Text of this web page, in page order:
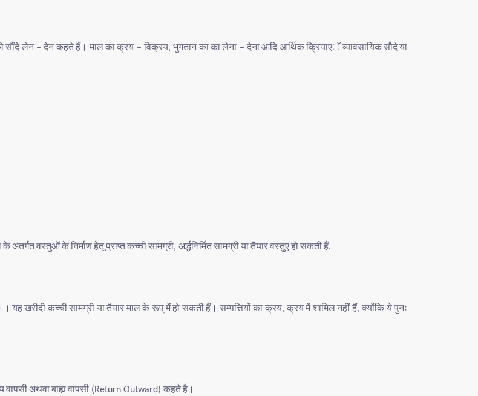
सौंदेलेन–देनकहतेहैं। मालकाक्रय – विक्रय,भुगतानकाकालेना –देनाआदिआर्थिकक्रियाएॅव्यावसायिकसोैेदेया
केअंतर्गतवस्तुओंकेनिर्माणहेतूप्राप्तकच्चीसामग्री, अर्द्धनिर्मितसामग्रीयातैयारवस्तुएंहोसकतीहैं.
यहखरीदीकच्चीसामग्रीयातैयारमालकेरूप्मेंहोसकतीहैं। सम्पत्तियोंकाक्रय, क्रयमेंशामिलनहींहैं,क्योंकियेपुनः
वापसीअथवाबाह्यवापसी (Return Outward) कहतेहै।